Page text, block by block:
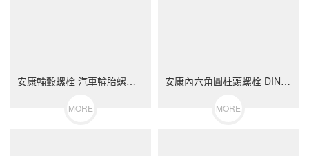
安康輪轂螺栓 汽車輪胎螺絲 不銹鋼（304/316）碳鋼 合金鋼
MORE
安康內六角圓柱頭螺栓 DIN912 不銹鋼（304/316）碳鋼 合金鋼
MORE